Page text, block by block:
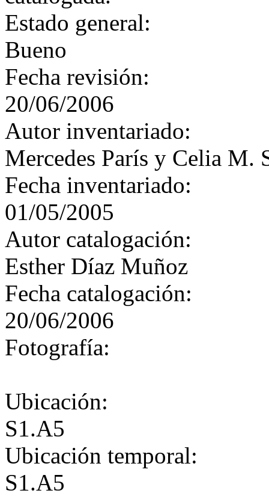
Estado general:
Bueno
Fecha revisión:
20/06/2006
Autor inventariado:
Mercedes París y Celia M.
Fecha inventariado:
01/05/2005
Autor catalogación:
Esther Díaz Muñoz
Fecha catalogación:
20/06/2006
Fotografía:
Ubicación:
S1.A5
Ubicación temporal:
S1.A5